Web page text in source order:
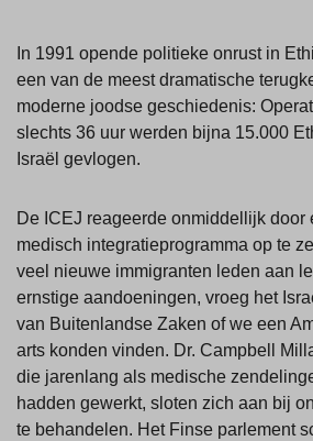
In 1991 opende politieke onrust in
een van de meest dramatische
moderne joodse geschiedenis:
slechts 36 uur werden bijna 15.000
Israël gevlogen.
De ICEJ reageerde onmiddellijk door
medisch integratieprogramma op te
veel nieuwe immigranten leden aan
ernstige aandoeningen, vroeg het
van Buitenlandse Zaken of we een
arts konden vinden. Dr. Campbell
die jarenlang als medische
hadden gewerkt, sloten zich aan bij
te behandelen. Het Finse parlement